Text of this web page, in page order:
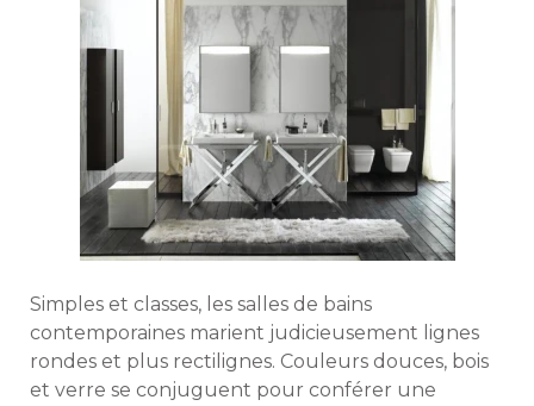
Simples et classes, les salles de bains
contemporaines marient judicieusement lignes
rondes et plus rectilignes. Couleurs douces, bois
et verre se conjuguent pour conférer une